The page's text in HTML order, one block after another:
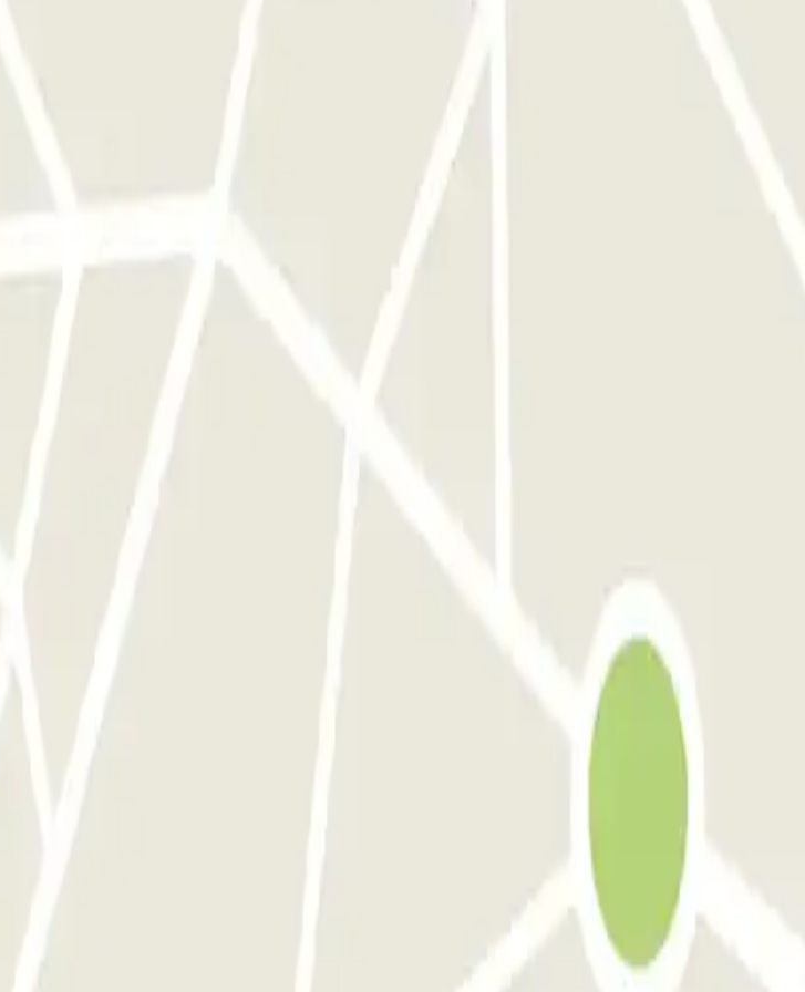
do parque de estacionamento.
A barreira abrir-se-á sem que tenha de fazer nada, tal como na sua chegada. Se tiver excedido o tempo
o excesso ao preço da tarifa norma.
disponível em Parclick.